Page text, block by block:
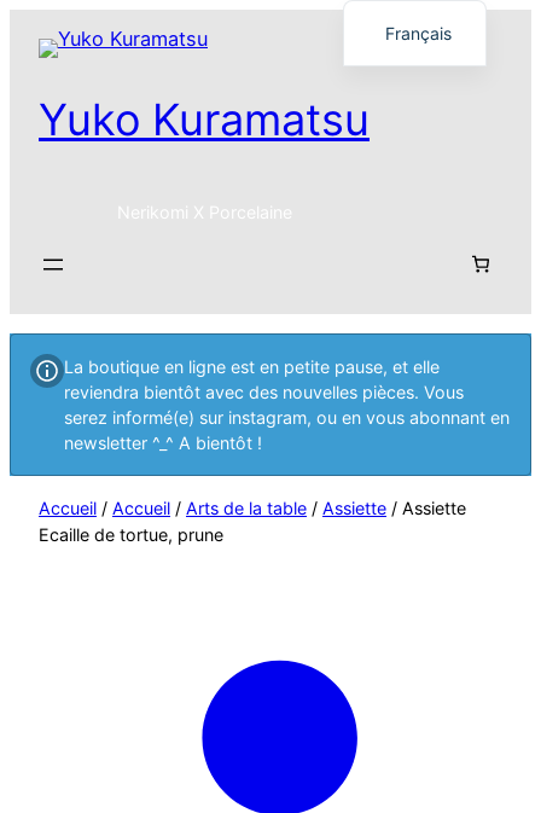
Yuko Kuramatsu
Nerikomi X Porcelaine
La boutique en ligne est en petite pause, et elle
reviendra bientôt avec des nouvelles pièces. Vous
serez informé(e) sur instagram, ou en vous abonnant en
newsletter ^_^ A bientôt !
Accueil / Accueil / Arts de la table / Assiette / Assiette
Ecaille de tortue, prune
Français